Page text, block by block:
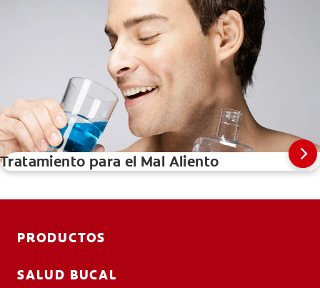
Tratamiento para el Mal Aliento
PRODUCTOS
SALUD BUCAL